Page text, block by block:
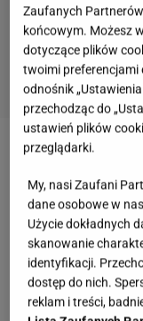
Boeuf Stroganow
pieczarek i
przepisusłodkiej
przepisów
koncentrat
konieczny.
Zaufanych
końcowym. Możesz
dotyczące plików
twoimi
odnośnik
przechodząc do
ustawień plików
przeglądarki.
My, nasi Zaufani
dane osobowe w
Użycie dokładnych
skanowanie
identyfikacji.
dostęp do nich.
reklam i treści,